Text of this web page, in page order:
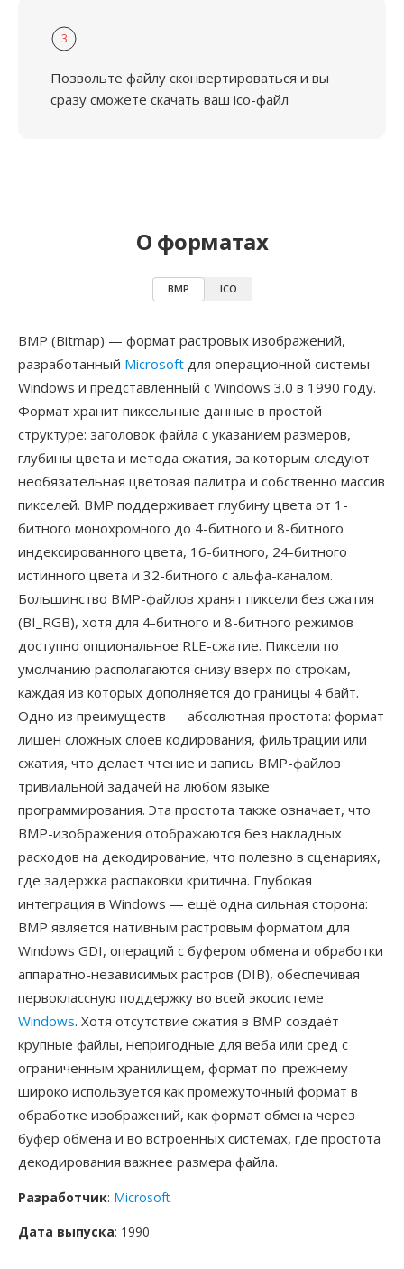
3
Позвольте файлу сконвертироваться и вы
сразу сможете скачать ваш ico-файл
О форматах
BMP ICO
BMP (Bitmap) — формат растровых изображений,
разработанный Microsoft для операционной системы
Windows и представленный с Windows 3.0 в 1990 году.
Формат хранит пиксельные данные в простой
структуре: заголовок файла с указанием размеров,
глубины цвета и метода сжатия, за которым следуют
необязательная цветовая палитра и собственно массив
пикселей. BMP поддерживает глубину цвета от 1-
битного монохромного до 4-битного и 8-битного
индексированного цвета, 16-битного, 24-битного
истинного цвета и 32-битного с альфа-каналом.
Большинство BMP-файлов хранят пиксели без сжатия
(BI_RGB), хотя для 4-битного и 8-битного режимов
доступно опциональное RLE-сжатие. Пиксели по
умолчанию располагаются снизу вверх по строкам,
каждая из которых дополняется до границы 4 байт.
Одно из преимуществ — абсолютная простота: формат
лишён сложных слоёв кодирования, фильтрации или
сжатия, что делает чтение и запись BMP-файлов
тривиальной задачей на любом языке
программирования. Эта простота также означает, что
BMP-изображения отображаются без накладных
расходов на декодирование, что полезно в сценариях,
где задержка распаковки критична. Глубокая
интеграция в Windows — ещё одна сильная сторона:
BMP является нативным растровым форматом для
Windows GDI, операций с буфером обмена и обработки
аппаратно-независимых растров (DIB), обеспечивая
первоклассную поддержку во всей экосистеме
Windows. Хотя отсутствие сжатия в BMP создаёт
крупные файлы, непригодные для веба или сред с
ограниченным хранилищем, формат по-прежнему
широко используется как промежуточный формат в
обработке изображений, как формат обмена через
буфер обмена и во встроенных системах, где простота
декодирования важнее размера файла.
Разработчик: Microsoft
Дата выпуска: 1990